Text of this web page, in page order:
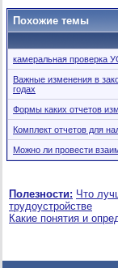
Похожие темы
камеральная проверка
Важные изменения в
годах
Формы каких отчетов
Комплект отчетов для
Можно ли провести
Полезности: Что
трудоустройстве
Какие понятия и